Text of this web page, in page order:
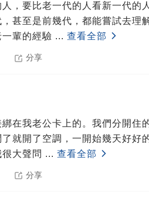
，要比老一代的人看新一代的
甚至是前幾代，都能嘗試去理
輩的經驗 ... 查看全部
分享
在我老公卡上的。我們分開住
就開了空調，一開始幾天好好
大聲問 ... 查看全部
分享